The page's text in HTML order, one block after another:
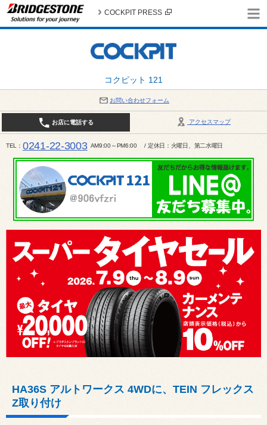
コクピット 121
COCKPIT PRESS
お問い合わせフォーム
アクセスマップ
お店に電話する
TEL 0241-22-3003 AM9:00～PM6:00 / 定休日：火曜日、第二水曜日
HA36S アルトワークス 4WDに、TEIN フレックス
Z取り付け